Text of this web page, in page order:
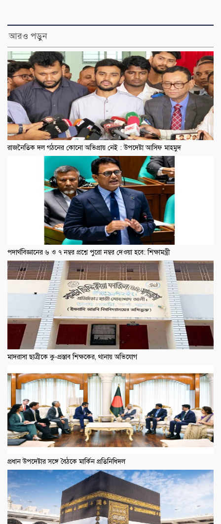
আরও পড়ুন
রাজনৈতিক দল গঠনের কোনো অভিপ্রায় নেই : উপদেষ্টা আসিফ মাহমুদ
পদার্থবিজ্ঞানের ৬ ও ৭ নম্বর প্রশ্নে পুরো নম্বর দেওয়া হবে: শিক্ষামন্ত্রী
মাদরাসা ছাত্রীকে কু-প্রস্তাব শিক্ষকের, থানায় অভিযোগ
প্রধান উপদেষ্টার সঙ্গে বৈঠকে মার্কিন প্রতিনিধিদল